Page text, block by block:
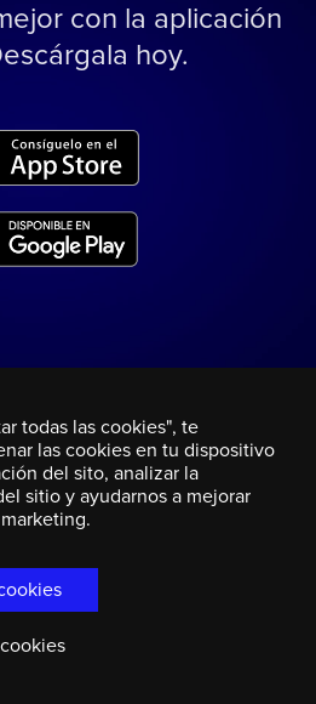
con la aplicación
hoy.
todas las cookies", te
las cookies en tu dispositivo
del sito, analizar la
sitio y ayudarnos a mejorar